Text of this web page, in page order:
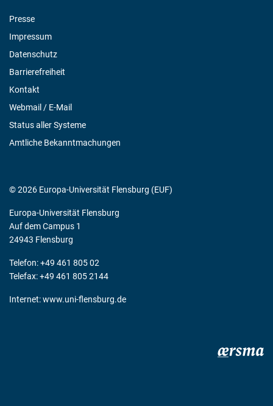
Presse
Impressum
Datenschutz
Barrierefreiheit
Kontakt
Webmail / E-Mail
Status aller Systeme
Amtliche Bekanntmachungen
© 2026 Europa-Universität Flensburg (EUF)
Europa-Universität Flensburg
Auf dem Campus 1
24943 Flensburg
Telefon: +49 461 805 02
Telefax: +49 461 805 2144
Internet:www.uni-flensburg.de